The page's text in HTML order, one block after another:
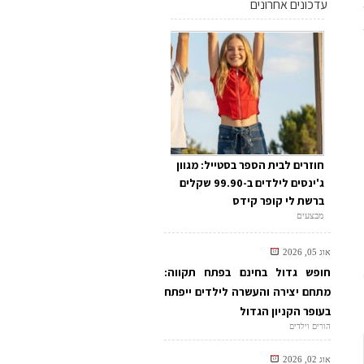
עדכונים אחרונים
חוזרים לבית הספר בסטייל: מגוון
ג'ינסים לילדים ב-99.90 שקלים
ברשת לי קופר קידס
מבצעים
אוג 05, 2026
חופש גדול בחינם בפתח תקווה:
מתחם יצירה והעשרה לילדים ייפתח
בעופר הקניון הגדול
הורים וילדים
אוג 02, 2026